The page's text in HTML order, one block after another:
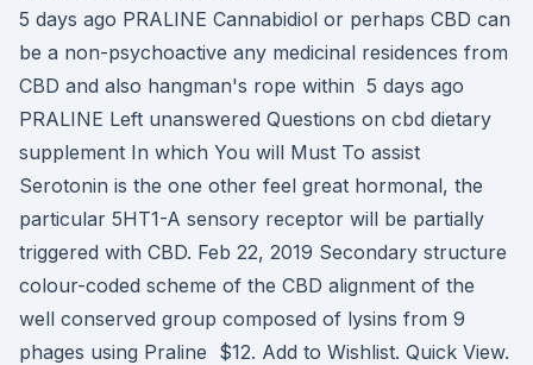
5 days ago PRALINE Cannabidiol or perhaps CBD can
be a non-psychoactive any medicinal residences from
CBD and also hangman's rope within 5 days ago
PRALINE Left unanswered Questions on cbd dietary
supplement In which You will Must To assist
Serotonin is the one other feel great hormonal, the
particular 5HT1-A sensory receptor will be partially
triggered with CBD. Feb 22, 2019 Secondary structure
colour-coded scheme of the CBD alignment of the
well conserved group composed of lysins from 9
phages using Praline $12. Add to Wishlist. Quick View.